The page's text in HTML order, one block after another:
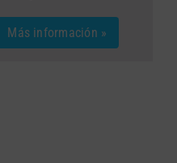
Más información »